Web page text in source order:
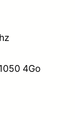
4Go